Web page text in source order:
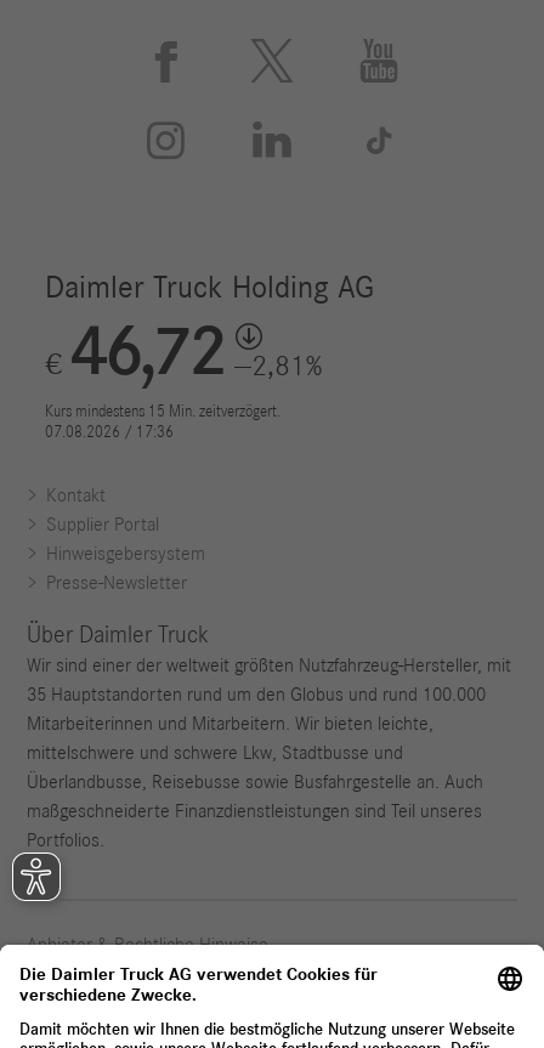
 


 
Kontakt
Supplier Portal
Hinweisgebersystem
Presse-Newsletter
Über Daimler Truck
Wir sind einer der weltweit größten Nutzfahrzeug-Hersteller, mit
35 Hauptstandorten rund um den Globus und rund 100.000
Mitarbeiterinnen und Mitarbeitern. Wir bieten leichte,
mittelschwere und schwere Lkw, Stadtbusse und
Überlandbusse, Reisebusse sowie Busfahrgestelle an. Auch
maßgeschneiderte Finanzdienstleistungen sind Teil unseres
Portfolios.
Anbieter & Rechtliche Hinweise
Datenschutz